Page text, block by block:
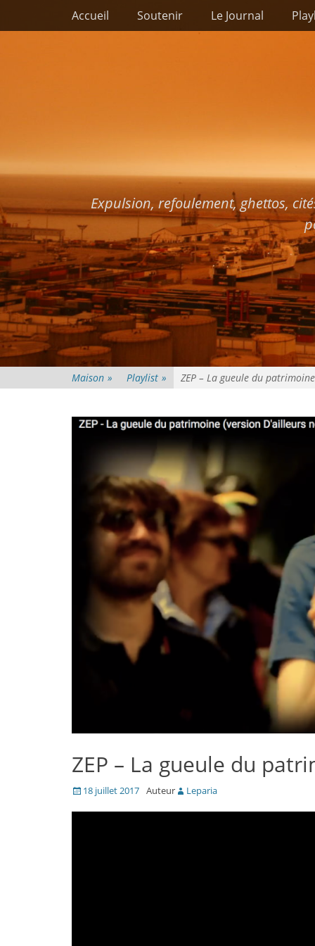
Passer
Premier menu
Accueil Soutenir Le Journal
Expulsion, refoulement, ghettos,
Maison » Playlist » ZEP – La gueule du patrimoine
ZEP – La gueule du
Posté18 juillet 2017 Auteur Leparia